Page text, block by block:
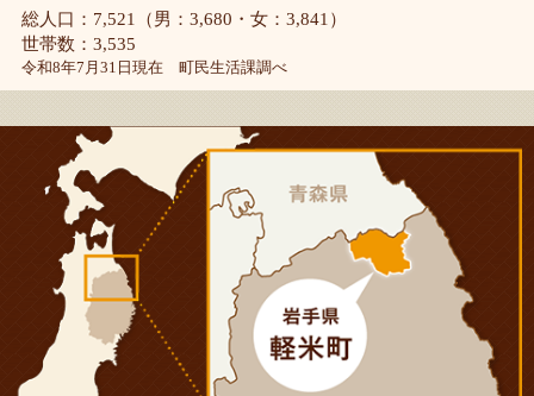
総人口：7,521（男：3,680・女：3,841）
世帯数：3,535
令和8年7月31日現在 町民生活課調べ